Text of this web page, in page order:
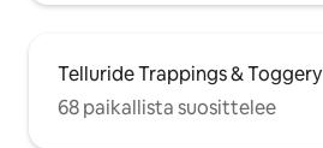
Telluride Trappings & Toggery
68 paikallista suosittelee